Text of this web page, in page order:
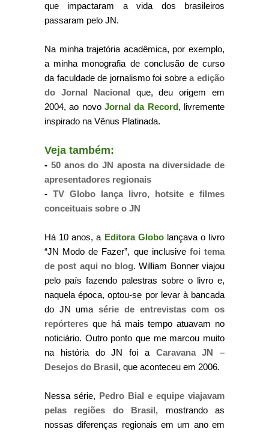
que impactaram a vida dos brasileiros
passaram pelo JN.
Na minha trajetória acadêmica, por exemplo,
a minha monografia de conclusão de curso
da faculdade de jornalismo foi sobre a edição
do Jornal Nacional
que, deu origem em
2004, ao novo Jornal da Record, livremente
inspirado na Vênus Platinada.
Veja também:
- 50 anos do JN aposta na diversidade de
apresentadores regionais
- TV Globo lança livro, hotsite e filmes
conceituais sobre o JN
Há 10 anos, a Editora Globolançava o livro
“JN Modo de Fazer”, que inclusive foi tema
de post aqui no blog. William Bonner viajou
pelo país fazendo palestras sobre o livro e,
naquela época, optou-se por levar à bancada
do JN umasérie de entrevistas com os
repórteres que há mais tempo atuavam no
noticiário. Outro ponto que me marcou muito
na história do JN foi a Caravana JN –
Desejos do Brasil, que aconteceu em 2006.
Nessa série, Pedro Bial e equipe viajavam
pelas regiões do Brasil, mostrando as
nossas diferenças regionais em um ano em